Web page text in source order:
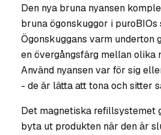
Den nya bruna nyansen
bruna ögonskuggor i puroBIOs
Ögonskuggans varm underton
en övergångsfärg mellan olika
Använd nyansen var för sig
- de är lätta att tona och sitter
Det magnetiska refillsystemet
byta ut produkten när den är